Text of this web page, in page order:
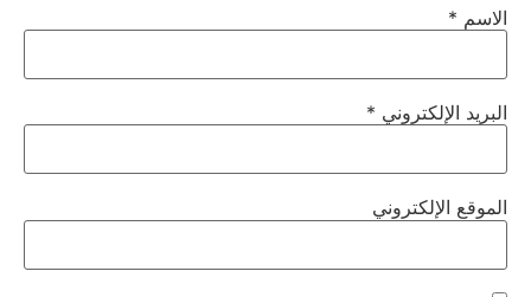
الاسم *
البريد الإلكتروني *
الموقع الإلكتروني